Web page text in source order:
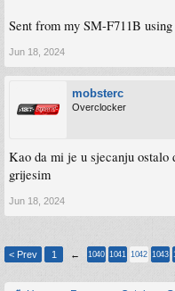
Sent from my SM-F711B
Jun 18, 2024
mobsterc
Overclocker
Kao da mi je u sjecanju ostalo
grijesim
Jun 18, 2024
< Prev
1 ← 1040 1041 1042 1043